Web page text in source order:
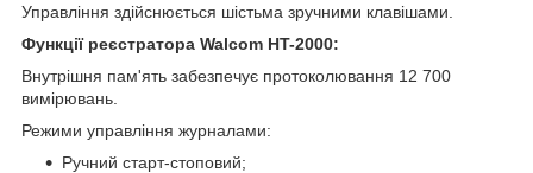
Управління здійснюється шістьма зручними клавішами.
Функції реєстратора Walcom HT-2000:
Внутрішня пам'ять забезпечує протоколювання 12 700
вимірювань.
Режими управління журналами:
Ручний старт-стоповий;